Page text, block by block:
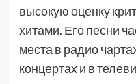
высокую оценку
хитами. Его песни
места в радио
концертах и в